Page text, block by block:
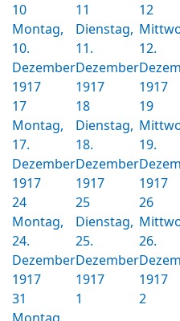
10
Montag,
10.
Dezember
1917
11
Dienstag,
11.
Dezember
1917
12
12.
1917
17
Montag,
17.
Dezember
1917
18
Dienstag,
18.
Dezember
1917
19
19.
1917
24
Montag,
24.
Dezember
1917
25
Dienstag,
25.
Dezember
1917
26
26.
1917
31
1 2